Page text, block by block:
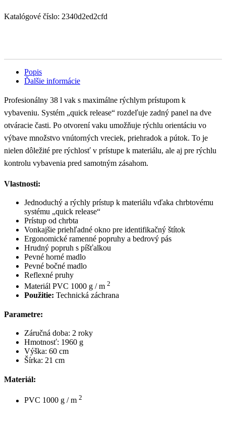
Katalógové číslo: 2340d2ed2cfd
Popis
Ďalšie informácie
Profesionálny 38 l vak s maximálne rýchlym prístupom k
vybaveniu. Systém „quick release“ rozdeľuje zadný panel na dve
otváracie časti. Po otvorení vaku umožňuje rýchlu orientáciu vo
výbave množstvo vnútorných vreciek, priehradok a pútok. To je
nielen dôležité pre rýchlosť v prístupe k materiálu, ale aj pre rýchlu
kontrolu vybavenia pred samotným zásahom.
Vlastnosti:
Jednoduchý a rýchly prístup k materiálu vďaka chrbtovému
systému „quick release“
Prístup od chrbta
Vonkajšie priehľadné okno pre identifikačný štítok
Ergonomické ramenné popruhy a bedrový pás
Hrudný popruh s píšťalkou
Pevné horné madlo
Pevné bočné madlo
Reflexné pruhy
Materiál PVC 1000 g / m 2
Použitie: Technická záchrana
Parametre:
Záručná doba: 2 roky
Hmotnosť: 1960 g
Výška: 60 cm
Šírka: 21 cm
Materiál:
PVC 1000 g / m 2